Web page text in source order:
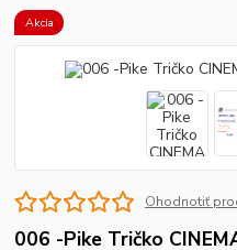
Akcia
Ohodnotiť
006 -Pike Tričko